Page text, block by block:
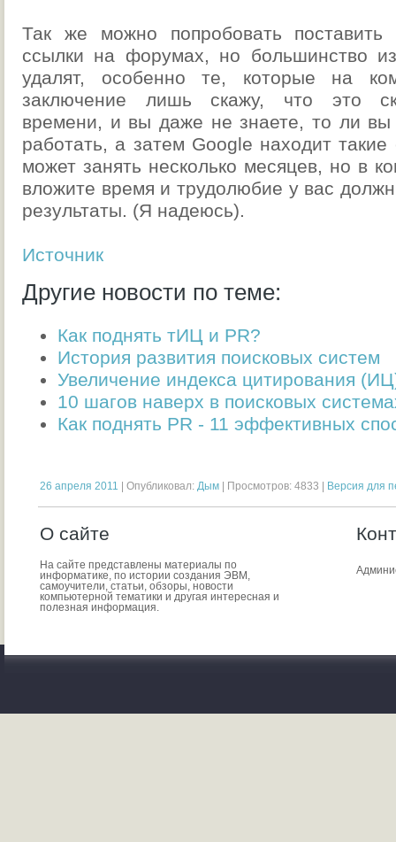
Так же можно попробовать поставить
ссылки на форумах, но большинство
удалят, особенно те, которые на
заключение лишь скажу, что это
времени, и вы даже не знаете, то ли вы
работать, а затем Google находит такие
может занять несколько месяцев, но в
вложите время и трудолюбие у вас
результаты. (Я надеюсь).
Источник
Другие новости по теме:
Как поднять тИЦ и PR?
История развития поисковых систем
Увеличение индекса цитирования
10 шагов наверх в поисковых
Как поднять PR - 11 эффективных
26 апреля 2011 | Опубликовал: Дым | Просмотров: 4833 | Версия для
О сайте
На сайте представлены материалы по
информатике, по истории создания ЭВМ,
самоучители, статьи, обзоры, новости
компьютерной тематики и другая интересная и
полезная информация.